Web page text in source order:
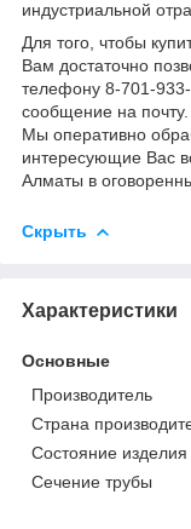
индустриальной
Для того, чтобы
Вам достаточно
телефону 8-701-
сообщение на почту.
Мы оперативно
интересующие Вас
Алматы в
Скрыть
Характеристики
Основные
Производитель
Страна
Состояние изделия
Сечение трубы